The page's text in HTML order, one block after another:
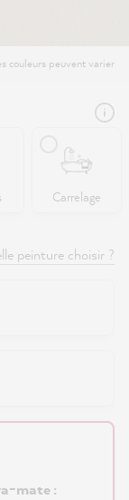
couleurs peuvent varier
Carrelage
peinture choisir ?
mate :